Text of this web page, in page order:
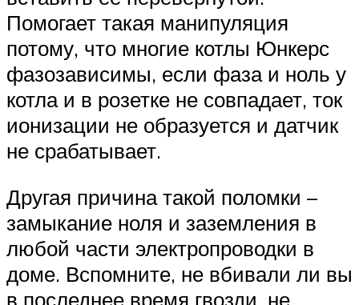
Помогает такая манипуляция
потому, что многие котлы Юнкерс
фазозависимы, если фаза и ноль у
котла и в розетке не совпадает, ток
ионизации не образуется и датчик
не срабатывает.
Другая причина такой поломки –
замыкание ноля и заземления в
любой части электропроводки в
доме. Вспомните, не вбивали ли вы
в последнее время гвозди, не